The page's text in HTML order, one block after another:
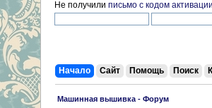
Не получили письмо с кодом активации
Начало Сайт Помощь Поиск
Машинная вышивка - Форум